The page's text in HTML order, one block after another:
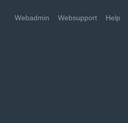
Webadmin Websupport Help